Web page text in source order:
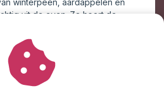
uit de oven. Ze hoort de
over haar schouder en glimlacht
tot haar verwachting
zijn telefoon uit zijn zak en laat
vallen op de bank. Teleurgesteld
op het aanrecht en een steek